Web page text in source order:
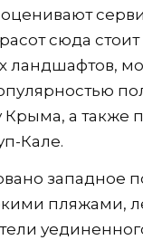
сюда
ландшафтов,
Крыма, а
Кале.
западное
пляжами,